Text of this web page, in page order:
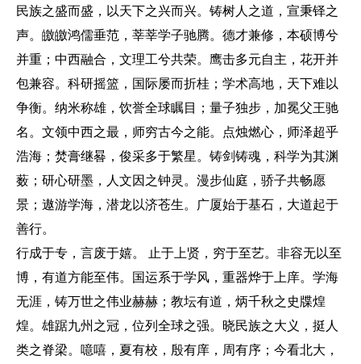
民族之盛而盛，以天下之兴而兴。铸树人之道，宣秉铎之
声。皦皦鸿儒垂范，莘莘学子驰腾。德才兼修，本硕博兮
并重；中西融合，文理工兮共荣。鹰击多元自主，花开并
包兼容。科研摇篮，国际屡而折桂；学术高地，天下难以
争衡。纳米称雄，饮誉全球瞩目；量子独步，加冕父王驰
名。文领中西之最，师穷古今之能。点烛燃心，师泽超乎
浩海；焚膏继晷，俊采多于繁星。铸剑铸魂，科学为其渊
薮；研心研墨，人文因之钟灵。漫步仙庭，骄子共畅愿
景；遨游学海，潜龙以济苍生。广厦始于基石，大道起于
善行。
行成于专，言废于嬉。 止于上贤，穷于至艺。非容无以至
博，有道方能至伟。国运系于学风，重器烨于上庠。学海
无涯，铸万世之伟业赫赫；教坛有道，炳千秋之史牒煌
煌。雄踞九州之冠，位列全球之强。晓民族之大义，挺人
类之脊梁。噫嘻，夏有校，殷有庠，周有序；今看北大，